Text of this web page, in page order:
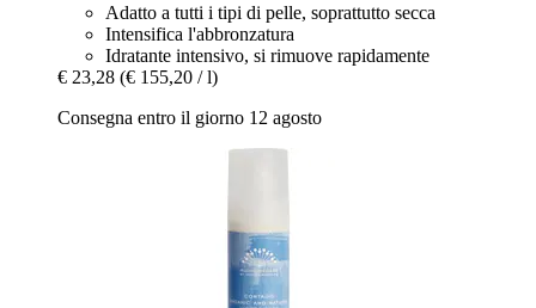
Adatto a tutti i tipi di pelle, soprattutto secca
Intensifica l'abbronzatura
Idratante intensivo, si rimuove rapidamente
€ 23,28 (€ 155,20 / l)
Consegna entro il giorno 12 agosto